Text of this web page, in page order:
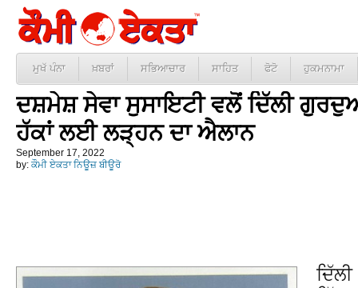
ਮੁਖੱ ਪੰਨਾ ਖ਼ਬਰਾਂ ਸਭਿਆਚਾਰ ਸਾਹਿਤ ਫੋਟੋ ਹੁਕਮਨਾਮਾ
ਦਸ਼ਮੇਸ਼ ਸੇਵਾ ਸੁਸਾਇਟੀ ਵਲੋਂ ਦਿੱਲੀ
ਹੱਕਾਂ ਲਈ ਲੜ੍ਹਨ ਦਾ ਐਲਾਨ
September 17, 2022
by: ਕੌਮੀ ਏਕਤਾ ਨਿਊਜ਼ ਬੀਊਰੋ